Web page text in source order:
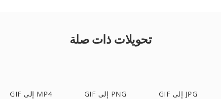
تحويلات ذات صلة
GIF إلى MP4 GIF إلى PNG GIF إلى JPG